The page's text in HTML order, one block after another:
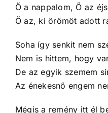
Ő a nappalom, Ő az
Ő az, ki örömöt adott
Soha így senkit nem
Nem is hittem, hogy
De az egyik szemem
Az énekesnő engem
Mégis a remény itt él